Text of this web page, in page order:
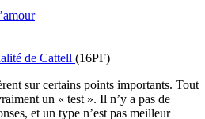
de Cattell (16PF)
sur certains points importants. Tout
un « test ». Il n’y a pas de
et un type n’est pas meilleur